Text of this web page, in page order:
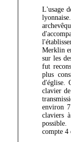
L'usage
Merklin
sur les
fut
plus
d'église.
clavier
environ
claviers
compte 4